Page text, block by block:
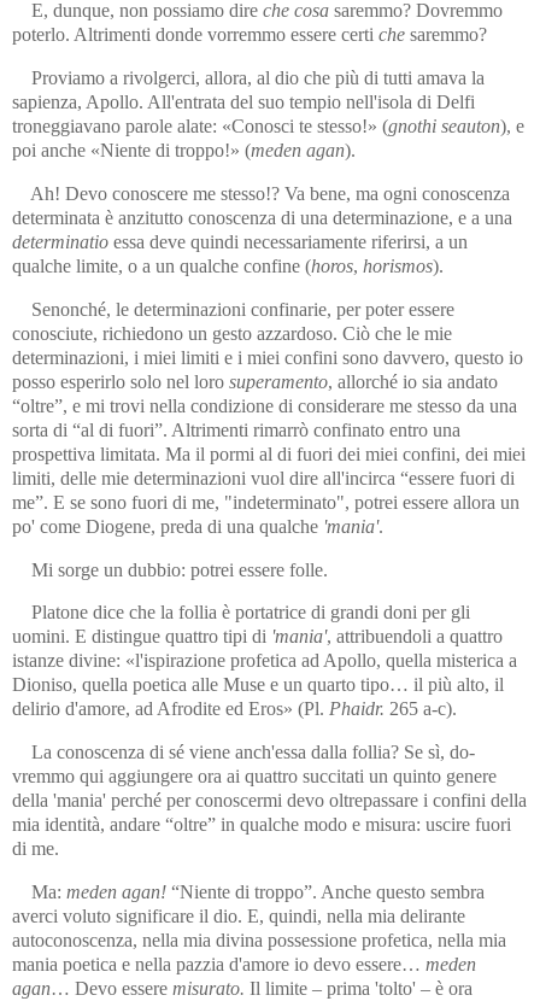
E, dunque, non possiamo dire che cosa saremmo? Dovremmo
poterlo. Altrimenti donde vorremmo essere certi che saremmo?
Proviamo a rivolgerci, allora, al dio che più di tutti amava la
sapienza, Apollo. All'entrata del suo tempio nell'isola di Delfi
troneggiavano parole alate: «Conosci te stesso!» (gnothi seauton), e
poi anche «Niente di troppo!» (meden agan).
Ah! Devo conoscere me stesso!? Va bene, ma ogni conoscenza
determinata è anzitutto conoscenza di una determinazione, e a una
determinatio essa deve quindi necessariamente riferirsi, a un
qualche limite, o a un qualche confine (horos, horismos).
Senonché, le determinazioni confinarie, per poter essere
conosciute, richiedono un gesto azzardoso. Ciò che le mie
determinazioni, i miei limiti e i miei confini sono davvero, questo io
posso esperirlo solo nel loro superamento, allorché io sia andato
“oltre”, e mi trovi nella condizione di considerare me stesso da una
sorta di “al di fuori”. Altri­menti rimarrò confinato entro una
prospettiva limitata. Ma il por­mi al di fuori dei miei confini, dei miei
limiti, delle mie determina­zioni vuol dire all'incirca “essere fuori di
me”. E se sono fuori di me, "indeter­minato", potrei essere allora un
po' come Diogene, preda di una qualche 'mania'.
Mi sorge un dubbio: potrei essere folle.
Platone dice che la follia è portatrice di grandi doni per gli
uomini. E distingue quattro tipi di 'mania', attribuendoli a quattro
istanze divine: «l'ispirazione profetica ad Apollo, quella misterica a
Dioniso, quella poetica alle Muse e un quarto tipo… il più alto, il
delirio d'amore, ad Afrodite ed Eros» (Pl. Phaidr. 265 a-c).
La conoscenza di sé viene anch'essa dalla follia? Se sì, do­
vremmo qui aggiungere ora ai quattro succitati un quinto genere
della 'mania' perché per conoscermi devo oltrepassare i confini della
mia identità, andare “oltre” in qualche modo e misura: uscire fuori
di me.
Ma: meden agan! “Niente di troppo”. Anche questo sembra
averci voluto significare il dio. E, quindi, nella mia delirante
autoconoscenza, nella mia divina possessione profetica, nella mia
mania poetica e nella pazzia d'amore io devo essere… meden
agan… Devo essere misurato. Il limite – prima 'tolto' – è ora